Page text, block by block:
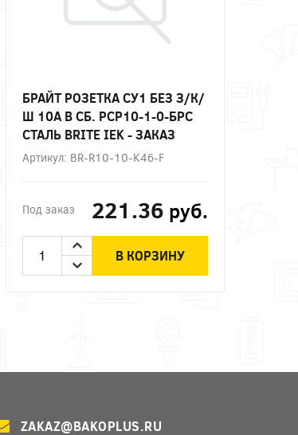
БРАЙТ РОЗЕТКА СУ1 БЕЗ З/К/
Ш 10А В СБ. РСР10-1-0-БРС
СТАЛЬ BRITE IEK - ЗАКАЗ
Артикул: BR-R10-10-K46-F
Под заказ 221.36 руб.
В КОРЗИНУ
ZAKAZ@BAKOPLUS.RU